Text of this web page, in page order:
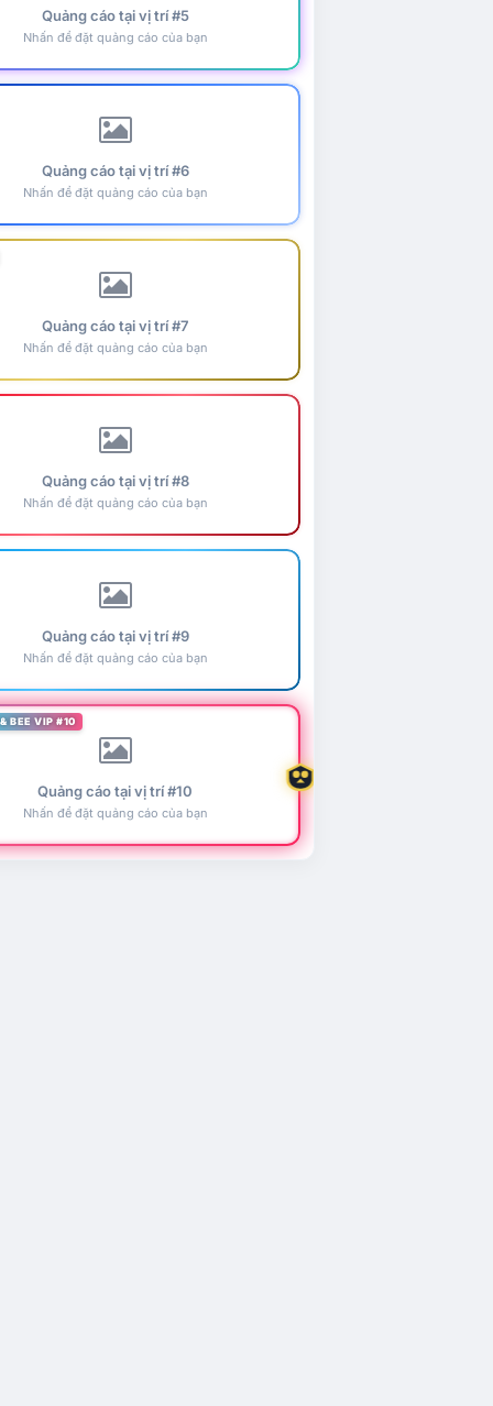
Quảng cáo tại vị trí #5
Nhấn để đặt quảng cáo của bạn
Quảng cáo tại vị trí #6
Nhấn để đặt quảng cáo của bạn
Quảng cáo tại vị trí #7
Nhấn để đặt quảng cáo của bạn
Quảng cáo tại vị trí #8
Nhấn để đặt quảng cáo của bạn
Quảng cáo tại vị trí #9
Nhấn để đặt quảng cáo của bạn
BEE VIP #10
Quảng cáo tại vị trí #10
Nhấn để đặt quảng cáo của bạn